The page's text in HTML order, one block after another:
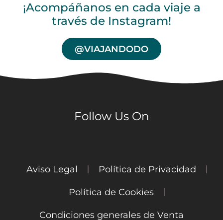
¡Acompáñanos en cada viaje a
través de Instagram!
@VIAJANDODO
Follow Us On
Aviso Legal Política de Privacidad
Política de Cookies
Condiciones generales de Venta